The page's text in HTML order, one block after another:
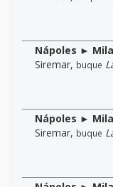
Nápoles ►
Siremar, buque
Nápoles ►
Siremar, buque